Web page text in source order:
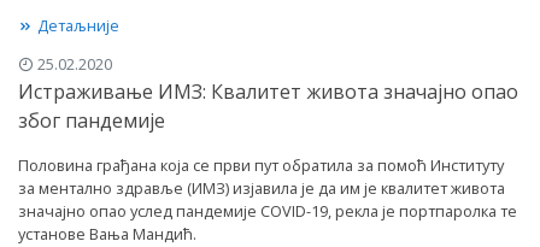
Детаљније
25.02.2020
Истраживање ИМЗ: Квалитет живота значајно опао
због пандемије
Половина грађана која се први пут обратила за помоћ Институту
за ментално здравље (ИМЗ) изјавила је да им је квалитет живота
значајно опао услед пандемије COVID-19, рекла је портпаролка те
установе Вања Мандић.